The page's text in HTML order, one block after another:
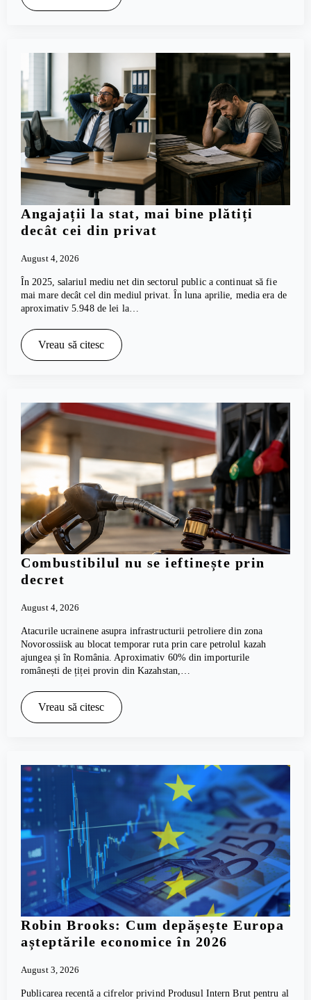
Angajații la stat, mai bine plătiți
decât cei din privat
August 4, 2026
În 2025, salariul mediu net din sectorul public a continuat să fie
mai mare decât cel din mediul privat. În luna aprilie, media era de
aproximativ 5.948 de lei la…
Vreau să citesc
Combustibilul nu se ieftinește prin
decret
August 4, 2026
Atacurile ucrainene asupra infrastructurii petroliere din zona
Novorossiisk au blocat temporar ruta prin care petrolul kazah
ajungea și în România. Aproximativ 60% din importurile
românești de țiței provin din Kazahstan,…
Vreau să citesc
Robin Brooks: Cum depășește Europa
așteptările economice în 2026
August 3, 2026
Publicarea recentă a cifrelor privind Produsul Intern Brut pentru al